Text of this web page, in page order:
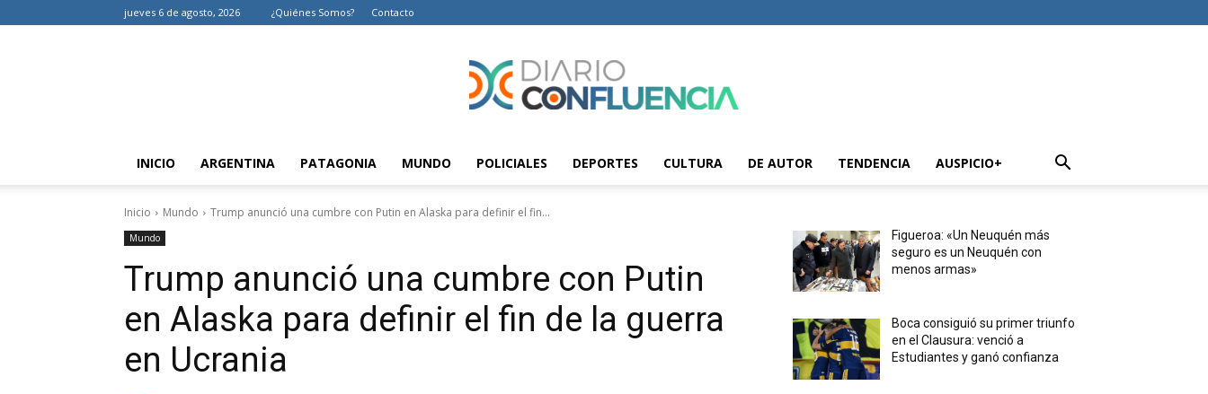
jueves 6 de agosto, 2026 ¿Quiénes Somos? Contacto
Diario
Confluencia
INICIO ARGENTINA PATAGONIA MUNDO POLICIALES DEPORTES CULTURA DE AUTOR TENDENCIA AUSPICIO+
Inicio Mundo Trump anunció una cumbre con Putin en Alaska para definir el fin...
Mundo
Trump anunció una cumbre con Putin
en Alaska para definir el fin de la guerra
en Ucrania
Figueroa: «Un Neuquén más
seguro es un Neuquén con
menos armas»
Boca consiguió su primer triunfo
en el Clausura: venció a
Estudiantes y ganó confianza